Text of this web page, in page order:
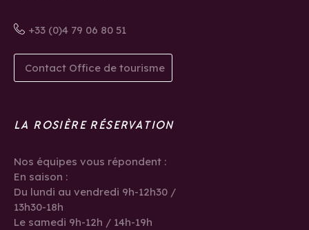
+33 (0)4 79 06 80 51
Contact Office de tourisme
LA ROSIÈRE RÉSERVATION
Nos équipes vous répondent :
En saison :
Du lundi au vendredi 9h-12h30 /
13h30-18h
Le samedi 9h-12h / 14h-19h